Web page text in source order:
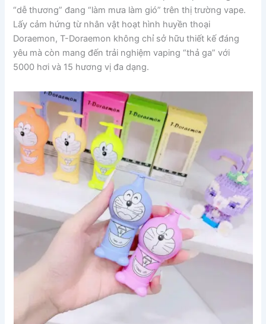
“dễ thương” đang “làm mưa làm gió” trên thị trường vape.
Lấy cảm hứng từ nhân vật hoạt hình huyền thoại
Doraemon, T-Doraemon không chỉ sở hữu thiết kế đáng
yêu mà còn mang đến trải nghiệm vaping “thả ga” với
5000 hơi và 15 hương vị đa dạng.